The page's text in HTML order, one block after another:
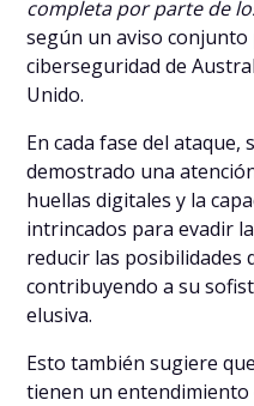
completa por parte de
según un aviso
ciberseguridad de
Unido.
En cada fase del ataque,
demostrado una
huellas digitales y la
intrincados para evadir
reducir las posibilidades
contribuyendo a su
elusiva.
Esto también sugiere
tienen un entendimiento